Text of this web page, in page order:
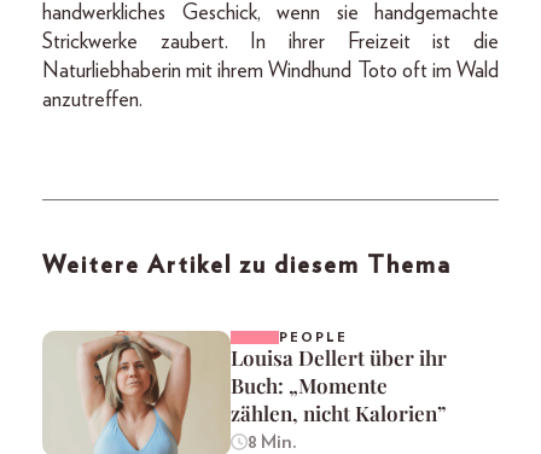
handwerkliches Geschick, wenn sie handgemachte
Strickwerke zaubert. In ihrer Freizeit ist die
Naturliebhaberin mit ihrem Windhund Toto oft im Wald
anzutreffen.
Weitere Artikel zu diesem Thema
PEOPLE
Louisa Dellert über ihr
Buch: „Momente
zählen, nicht Kalorien”
8 Min.